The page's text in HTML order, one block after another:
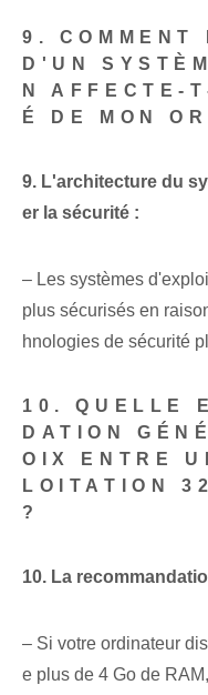
9. COMMENT
D'UN
N AFFECTE-
É DE MON
9. L'architecture du
er la sécurité :
– Les systèmes
plus sécurisés en
hnologies de sécurité
10. QUELLE
DATION
OIX ENTRE
LOITATION
?
10. La
– Si votre ordinateur
e plus de 4 Go de